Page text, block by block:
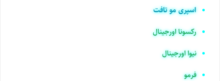
اسپری مو تافت
رکسونا اورجینال
نیوا اورجینال
فرمو